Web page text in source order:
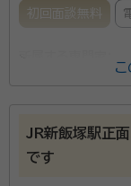
初回面談無料
士試験 合格 平成
年 行政書士登録・
政書士会くるめ支
事務所口コミ（抜粋）：
JR新飯塚駅正
です